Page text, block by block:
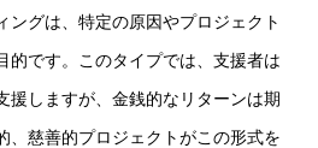
ングは、特定の原因やプロジェクト
的です。このタイプでは、支援者は
援しますが、金銭的なリターンは期
、慈善的プロジェクトがこの形式を